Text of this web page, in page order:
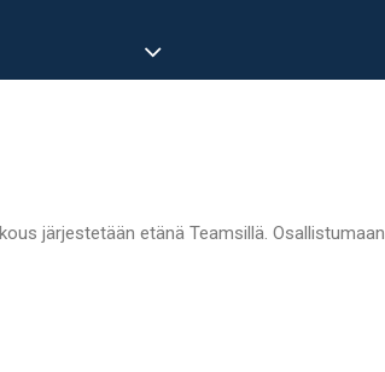
järjestetään etänä Teamsillä. Osallistumaan